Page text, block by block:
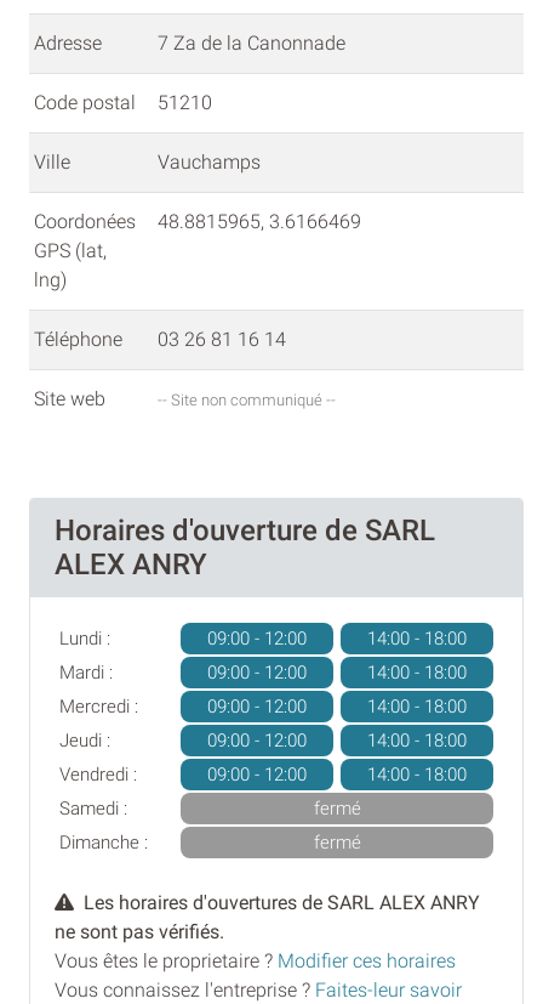
Adresse 7 Za de la Canonnade
Code postal 51210
Ville Vauchamps
Coordonées
GPS (lat,
lng)
48.8815965, 3.6166469
Téléphone 03 26 81 16 14
Site web -- Site non communiqué --
Horaires d'ouverture de SARL
ALEX ANRY
Lundi : 09:00 - 12:00
14:00 - 18:00
Mardi :
09:00 - 12:00
14:00 - 18:00
Mercredi :
09:00 - 12:00
14:00 - 18:00
Jeudi :
09:00 - 12:00
14:00 - 18:00
Vendredi :
09:00 - 12:00
14:00 - 18:00
Samedi :
fermé
Dimanche :
fermé
Les horaires d'ouvertures de SARL ALEX ANRY
ne sont pas vérifiés.
Vous êtes le proprietaire ? Modifier ces horaires
Vous connaissez l'entreprise ? Faites-leur savoir